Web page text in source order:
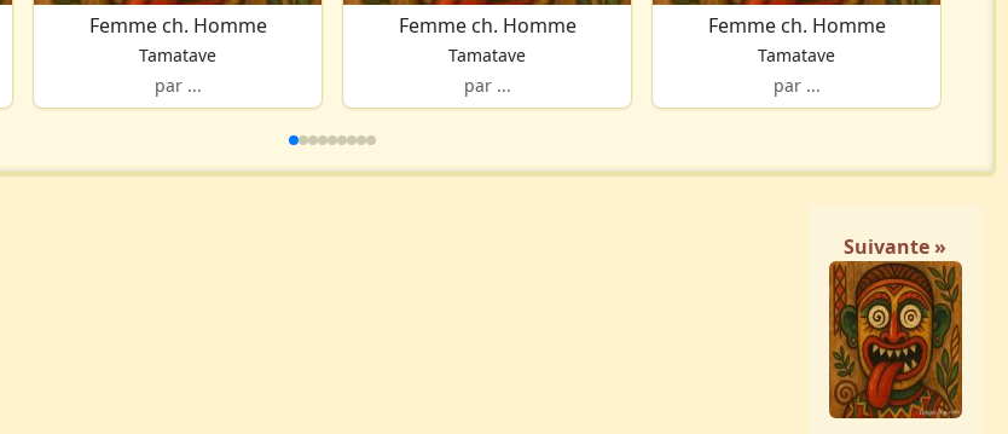
Femme ch. Homme
Tamatave
par ...
Femme ch. Homme
Tamatave
par ...
Femme ch. Homme
Tamatave
par ...
Suivante »